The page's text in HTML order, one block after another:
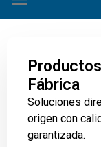
Fábrica
Soluciones
origen con
garantizada.